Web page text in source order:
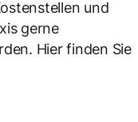
und
gerne
Hier finden Sie